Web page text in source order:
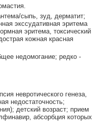
сыпь, зуд, дерматит;
экссудативная эритема
эритема, токсический
кожная красная
недомогание; редко -
невротического генеза,
недостаточность;
детский возраст; прием
абсорбция которых